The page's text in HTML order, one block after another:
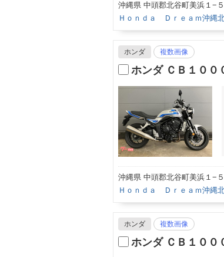
沖縄県 中頭郡北谷町美浜１−
Ｈｏｎｄａ Ｄｒｅａｍ沖縄
ホンダ 複数画像
ホンダ ＣＢ１００
沖縄県 中頭郡北谷町美浜１−
Ｈｏｎｄａ Ｄｒｅａｍ沖縄
ホンダ 複数画像
ホンダ ＣＢ１００